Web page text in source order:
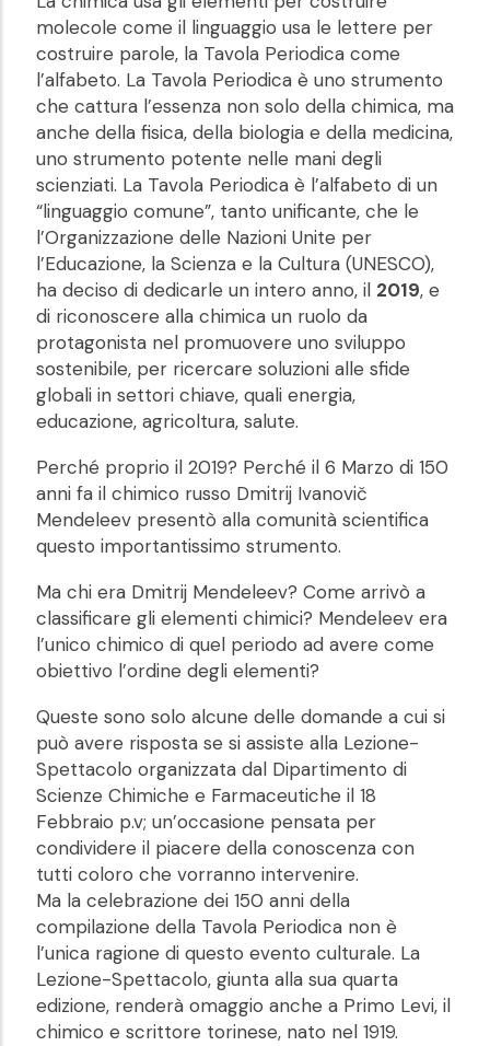
molecole come il linguaggio usa le lettere per
costruire parole, la Tavola Periodica come
l’alfabeto. La Tavola Periodica è uno strumento
che cattura l’essenza non solo della chimica, ma
anche della fisica, della biologia e della medicina,
uno strumento potente nelle mani degli
scienziati. La Tavola Periodica è l’alfabeto di un
“linguaggio comune”, tanto unificante, che le
l’Organizzazione delle Nazioni Unite per
l’Educazione, la Scienza e la Cultura (UNESCO),
ha deciso di dedicarle un intero anno, il 2019, e
di riconoscere alla chimica un ruolo da
protagonista nel promuovere uno sviluppo
sostenibile, per ricercare soluzioni alle sfide
globali in settori chiave, quali energia,
educazione, agricoltura, salute.
Perché proprio il 2019? Perché il 6 Marzo di 150
anni fa il chimico russo Dmitrij Ivanovič
Mendeleev presentò alla comunità scientifica
questo importantissimo strumento.
Ma chi era Dmitrij Mendeleev? Come arrivò a
classificare gli elementi chimici? Mendeleev era
l’unico chimico di quel periodo ad avere come
obiettivo l’ordine degli elementi?
Queste sono solo alcune delle domande a cui si
può avere risposta se si assiste alla Lezione-
Spettacolo organizzata dal Dipartimento di
Scienze Chimiche e Farmaceutiche il 18
Febbraio p.v; un’occasione pensata per
condividere il piacere della conoscenza con
tutti coloro che vorranno intervenire.
Ma la celebrazione dei 150 anni della
compilazione della Tavola Periodica non è
l’unica ragione di questo evento culturale. La
Lezione-Spettacolo, giunta alla sua quarta
edizione, renderà omaggio anche a Primo Levi, il
chimico e scrittore torinese, nato nel 1919.